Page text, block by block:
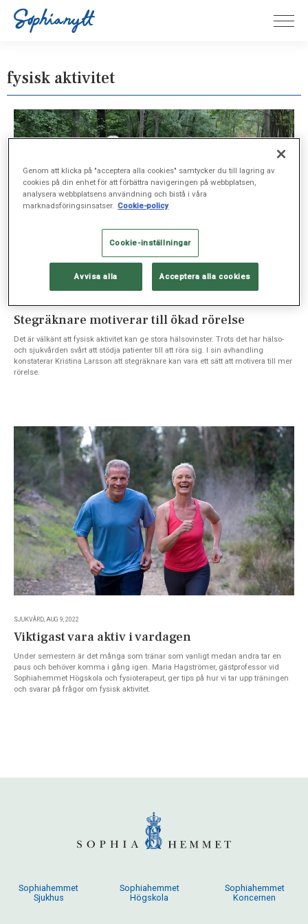
fysisk aktivitet
Stegräknare motiverar till ökad rörelse
Det är välkänt att fysisk aktivitet kan ge stora hälsovinster. Trots det har hälso-
och sjukvården svårt att stödja patienter till att röra sig. I sin avhandling
konstaterar Kristina Larsson att stegräknare kan vara ett sätt att motivera till mer
rörelse.
SJUKVÅRD, AUG 9, 2022
Viktigast vara aktiv i vardagen
Under semestern är det många som tränar som vanligt medan andra tar en
paus och behöver komma i gång igen. Maria Hagströmer, gästprofessor vid
Sophiahemmet Högskola och fysioterapeut, ger tips på hur vi tar upp träningen
och svarar på frågor om fysisk aktivitet.
Sophiahemmet
Sjukhus
Sophiahemmet
Högskola
Sophiahemmet
Koncernen
Genom att klicka på "acceptera alla cookies" samtycker du till lagring av
cookies på din enhet för att förbättra navigeringen på webbplatsen,
analysera webbplatsens användning och bistå i våra
marknadsföringsinsatser. Cookie-policy
Cookie-inställningar
Avvisa alla Acceptera alla cookies